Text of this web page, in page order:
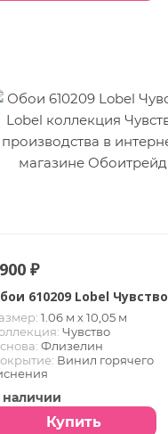
₽
610209 Lobel Чувство
1.06 м х 10,05 м
Чувство
Флизелин
Винил горячего
наличии
Купить